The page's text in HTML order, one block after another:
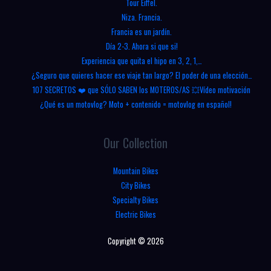
Tour Eiffel.
Niza. Francia.
Francia es un jardín.
Día 2-3. Ahora si que si!
Experiencia que quita el hipo en 3, 2, 1,…
¿Seguro que quieres hacer ese viaje tan largo? El poder de una elección…
107 SECRETOS ❤️ que SÓLO SABEN los MOTEROS/AS 💥Vídeo motivación
¿Qué es un motovlog? Moto + contenido = motovlog en español!
Our Collection
Mountain Bikes
City Bikes
Specialty Bikes
Electric Bikes
Copyright © 2026